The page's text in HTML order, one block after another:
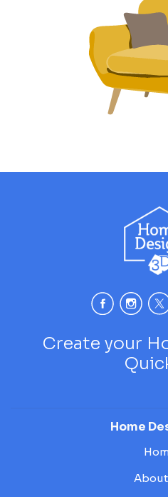
Create your
Home